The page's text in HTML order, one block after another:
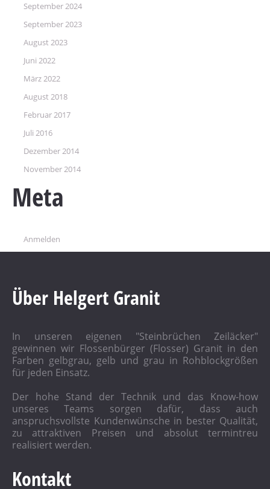
September 2024
September 2023
August 2023
Juni 2022
März 2022
August 2018
Februar 2017
Juli 2016
Dezember 2014
November 2014
Meta
Anmelden
Über Helgert Granit
In unseren eigenen "Steinbrüchen Zeiläcker"
gewinnen wir Flossenbürger (Flosser) Granit in den
Farben gelbgrau, gelb und grau in Rohblockgrößen
für jeden Einsatz.
Der hohe Stand der Technik und das Know-how
unseres Teams sorgen dafür, dass auch
anspruchsvollste Kundenwünsche in bester Qualität,
zu attraktiven Preisen und absolut termintreu
realisiert werden.
Kontakt